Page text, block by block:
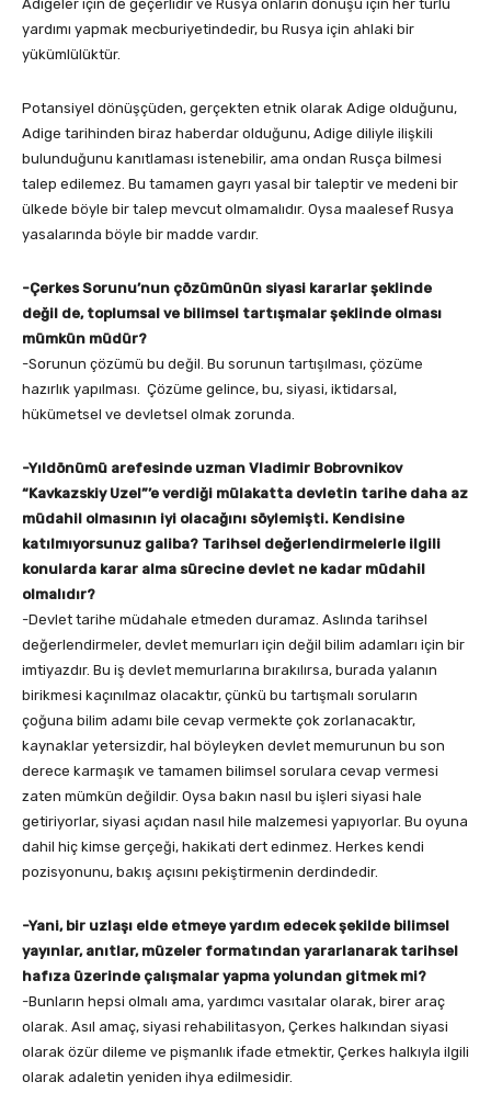
Adigeler için de geçerlidir ve Rusya onların dönüşü için her türlü
yardımı yapmak mecburiyetindedir, bu Rusya için ahlaki bir
yükümlülüktür.
Potansiyel dönüşçüden, gerçekten etnik olarak Adige olduğunu,
Adige tarihinden biraz haberdar olduğunu, Adige diliyle ilişkili
bulunduğunu kanıtlaması istenebilir, ama ondan Rusça bilmesi
talep edilemez. Bu tamamen gayrı yasal bir taleptir ve medeni bir
ülkede böyle bir talep mevcut olmamalıdır. Oysa maalesef Rusya
yasalarında böyle bir madde vardır.
-Çerkes Sorunu’nun çözümünün siyasi kararlar şeklinde
değil de, toplumsal ve bilimsel tartışmalar şeklinde olması
mümkün müdür?
-Sorunun çözümü bu değil. Bu sorunun tartışılması, çözüme
hazırlık yapılması. Çözüme gelince, bu, siyasi, iktidarsal,
hükümetsel ve devletsel olmak zorunda.
-Yıldönümü arefesinde uzman Vladimir Bobrovnikov
“Kavkazskiy Uzel”’e verdiği mülakatta devletin tarihe daha az
müdahil olmasının iyi olacağını söylemişti. Kendisine
katılmıyorsunuz galiba? Tarihsel değerlendirmelerle ilgili
konularda karar alma sürecine devlet ne kadar müdahil
olmalıdır?
-Devlet tarihe müdahale etmeden duramaz. Aslında tarihsel
değerlendirmeler, devlet memurları için değil bilim adamları için bir
imtiyazdır. Bu iş devlet memurlarına bırakılırsa, burada yalanın
birikmesi kaçınılmaz olacaktır, çünkü bu tartışmalı soruların
çoğuna bilim adamı bile cevap vermekte çok zorlanacaktır,
kaynaklar yetersizdir, hal böyleyken devlet memurunun bu son
derece karmaşık ve tamamen bilimsel sorulara cevap vermesi
zaten mümkün değildir. Oysa bakın nasıl bu işleri siyasi hale
getiriyorlar, siyasi açıdan nasıl hile malzemesi yapıyorlar. Bu oyuna
dahil hiç kimse gerçeği, hakikati dert edinmez. Herkes kendi
pozisyonunu, bakış açısını pekiştirmenin derdindedir.
-Yani, bir uzlaşı elde etmeye yardım edecek şekilde bilimsel
yayınlar, anıtlar, müzeler formatından yararlanarak tarihsel
hafıza üzerinde çalışmalar yapma yolundan gitmek mi?
-Bunların hepsi olmalı ama, yardımcı vasıtalar olarak, birer araç
olarak. Asıl amaç, siyasi rehabilitasyon, Çerkes halkından siyasi
olarak özür dileme ve pişmanlık ifade etmektir, Çerkes halkıyla ilgili
olarak adaletin yeniden ihya edilmesidir.